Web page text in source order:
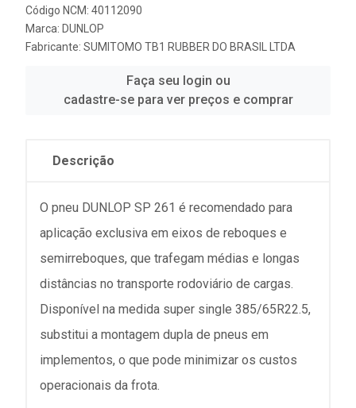
Código NCM: 40112090
Marca: DUNLOP
Fabricante: SUMITOMO TB1 RUBBER DO BRASIL LTDA
Faça seu login ou
cadastre-se para ver preços e comprar
Descrição
O pneu DUNLOP SP 261 é recomendado para
aplicação exclusiva em eixos de reboques e
semirreboques, que trafegam médias e longas
distâncias no transporte rodoviário de cargas.
Disponível na medida super single 385/65R22.5,
substitui a montagem dupla de pneus em
implementos, o que pode minimizar os custos
operacionais da frota.